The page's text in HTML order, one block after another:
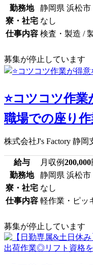
勤務地
静岡県 浜松市
寮・社宅 なし
仕事内容 検査・製造 /
募集が停止しています
⭐コツコツ作業
職場での座り
株式会社J's Factory 静岡
給与 月収例200,000
勤務地
静岡県 浜松市
寮・社宅 なし
仕事内容 軽作業・ピッ
募集が停止しています